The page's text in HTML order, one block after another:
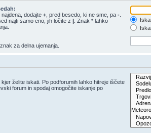
dodajte + , pred besedo, ki ne sme, pa -
najti samo eno, jih ločite z | . Znak * lahko
za delna ujemanja.
želite iskati. Po podforumih lahko hitreje iščete
forum in spodaj omogočite iskanje po